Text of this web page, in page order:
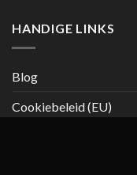
HANDIGE LINKS
Blog
Cookiebeleid (EU)